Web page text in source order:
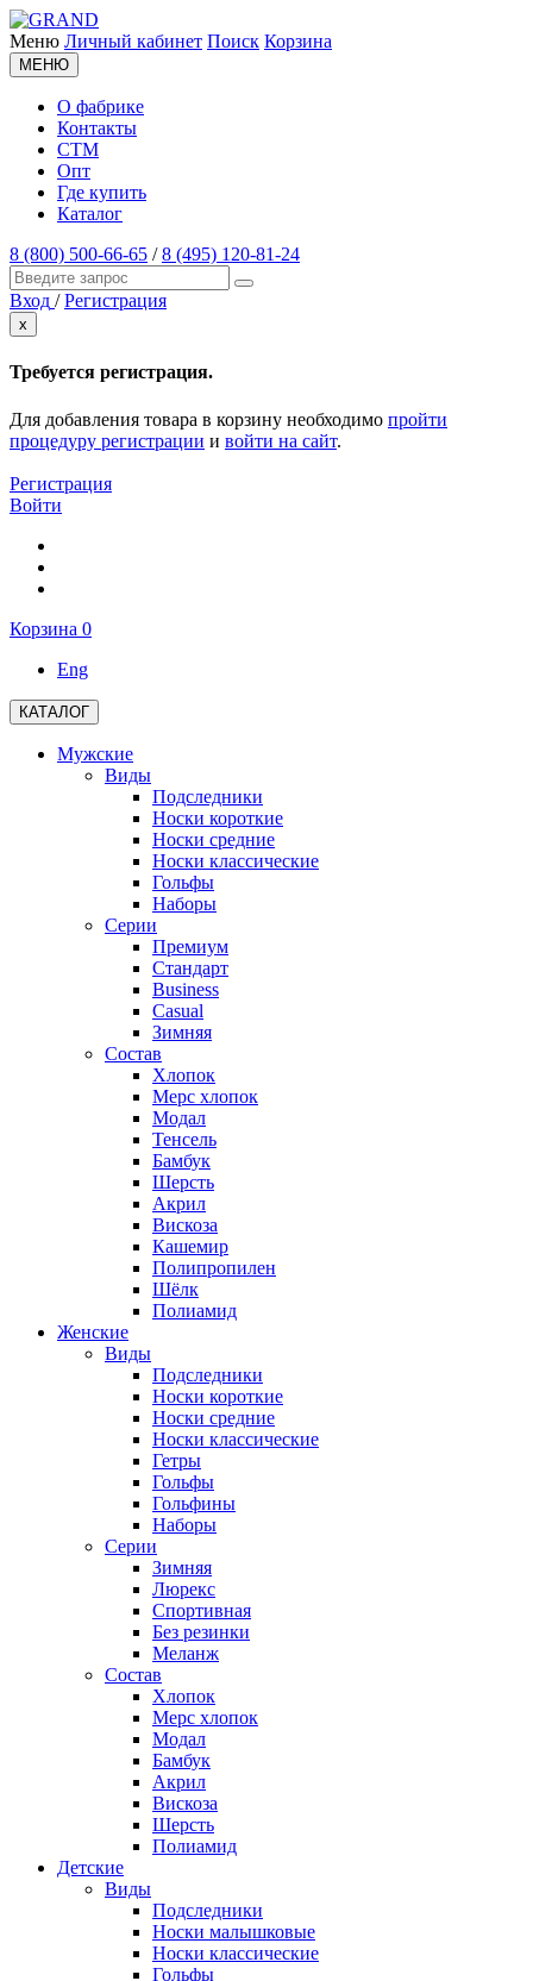
Меню Личный кабинет Поиск Корзина
МЕНЮ
О фабрике
Контакты
СТМ
Опт
Где купить
Каталог
8 (800) 500-66-65 /8 (495) 120-81-24
Вход / Регистрация
x
Требуется регистрация.
Для добавления товара в корзину необходимо пройти
процедуру регистрации и войти на сайт.
Регистрация
Войти
Корзина 0
Eng
КАТАЛОГ
Мужские
Виды
Подследники
Носки короткие
Носки средние
Носки классические
Гольфы
Наборы
Серии
Премиум
Стандарт
Business
Casual
Зимняя
Состав
Хлопок
Мерс хлопок
Модал
Тенсель
Бамбук
Шерсть
Акрил
Вискоза
Кашемир
Полипропилен
Шёлк
Полиамид
Женские
Виды
Подследники
Носки короткие
Носки средние
Носки классические
Гетры
Гольфы
Гольфины
Наборы
Серии
Зимняя
Люрекс
Спортивная
Без резинки
Меланж
Состав
Хлопок
Мерс хлопок
Модал
Бамбук
Акрил
Вискоза
Шерсть
Полиамид
Детские
Виды
Подследники
Носки малышковые
Носки классические
Гольфы